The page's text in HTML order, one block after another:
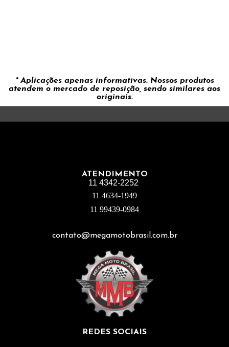
* Aplicações apenas informativas. Nossos produtos
atendem o mercado de reposição, sendo similares aos
originais.
ATENDIMENTO
11 4342-2252
11 4634-1949
11 99439-0984
contato@megamotobrasil.com.br
REDES SOCIAIS